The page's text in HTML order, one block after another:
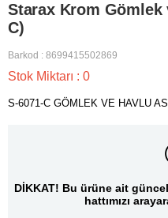
Starax Krom Gömlek
C)
Barkod : 8699415502869
Stok Miktarı : 0
S-6071-C GÖMLEK VE HAVLU
DİKKAT! Bu ürüne ait
hattımızı